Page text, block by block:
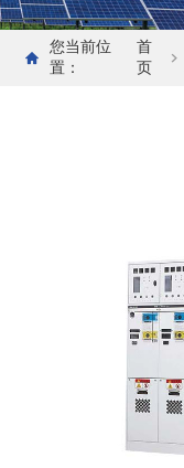
您当前位
置：
首
页